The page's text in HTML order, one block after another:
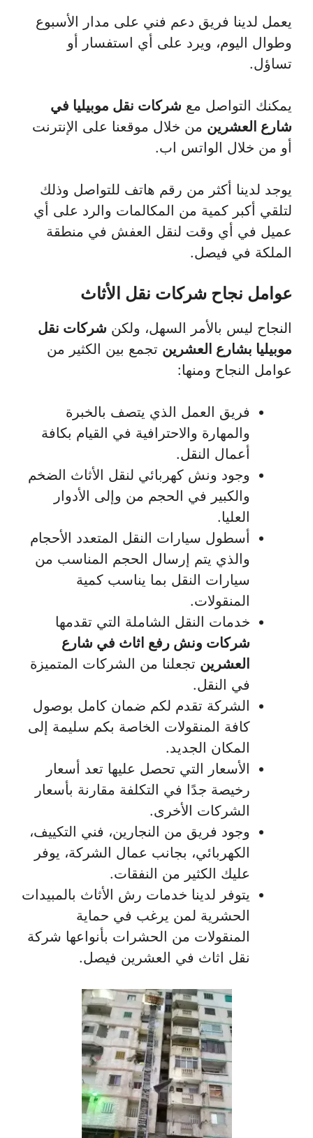
يعمل لدينا فريق دعم فني على مدار الأسبوع
وطوال اليوم، ويرد على أي استفسار أو
تساؤل.
يمكنك التواصل مع شركات نقل موبيليا في
شارع العشرين من خلال موقعنا على الإنترنت
أو من خلال الواتس اب.
يوجد لدينا أكثر من رقم هاتف للتواصل وذلك
لتلقي أكبر كمية من المكالمات والرد على أي
عميل في أي وقت لنقل العفش في منطقة
الملكة في فيصل.
عوامل نجاح شركات نقل الأثاث
النجاح ليس بالأمر السهل، ولكن شركات نقل
موبيليا بشارع العشرين تجمع بين الكثير من
عوامل النجاح ومنها:
فريق العمل الذي يتصف بالخبرة
والمهارة والاحترافية في القيام بكافة
أعمال النقل.
وجود ونش كهربائي لنقل الأثاث الضخم
والكبير في الحجم من وإلى الأدوار
العليا.
أسطول سيارات النقل المتعدد الأحجام
والذي يتم إرسال الحجم المناسب من
سيارات النقل بما يناسب كمية
المنقولات.
خدمات النقل الشاملة التي تقدمها
شركات ونش رفع اثاث في شارع
العشرين تجعلنا من الشركات المتميزة
في النقل.
الشركة تقدم لكم ضمان كامل بوصول
كافة المنقولات الخاصة بكم سليمة إلى
المكان الجديد.
الأسعار التي تحصل عليها تعد أسعار
رخيصة جدًا في التكلفة مقارنة بأسعار
الشركات الأخرى.
وجود فريق من النجارين، فني التكييف،
الكهربائي، بجانب عمال الشركة، يوفر
عليك الكثير من النفقات.
يتوفر لدينا خدمات رش الأثاث بالمبيدات
الحشرية لمن يرغب في حماية
المنقولات من الحشرات بأنواعها شركة
نقل اثاث في العشرين فيصل.